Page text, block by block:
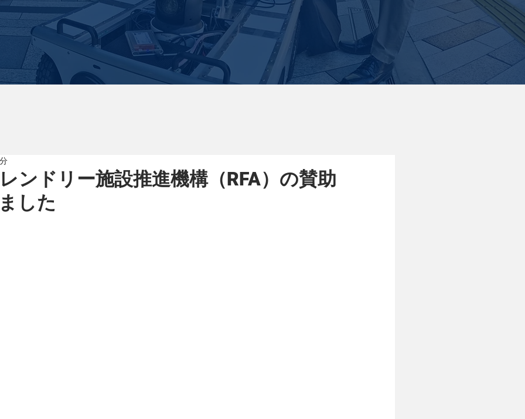
ンドリー施設推進機構（RFA）の賛助
した